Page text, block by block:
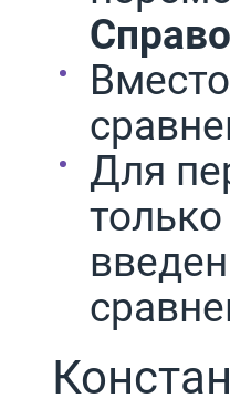
Вместо
Для